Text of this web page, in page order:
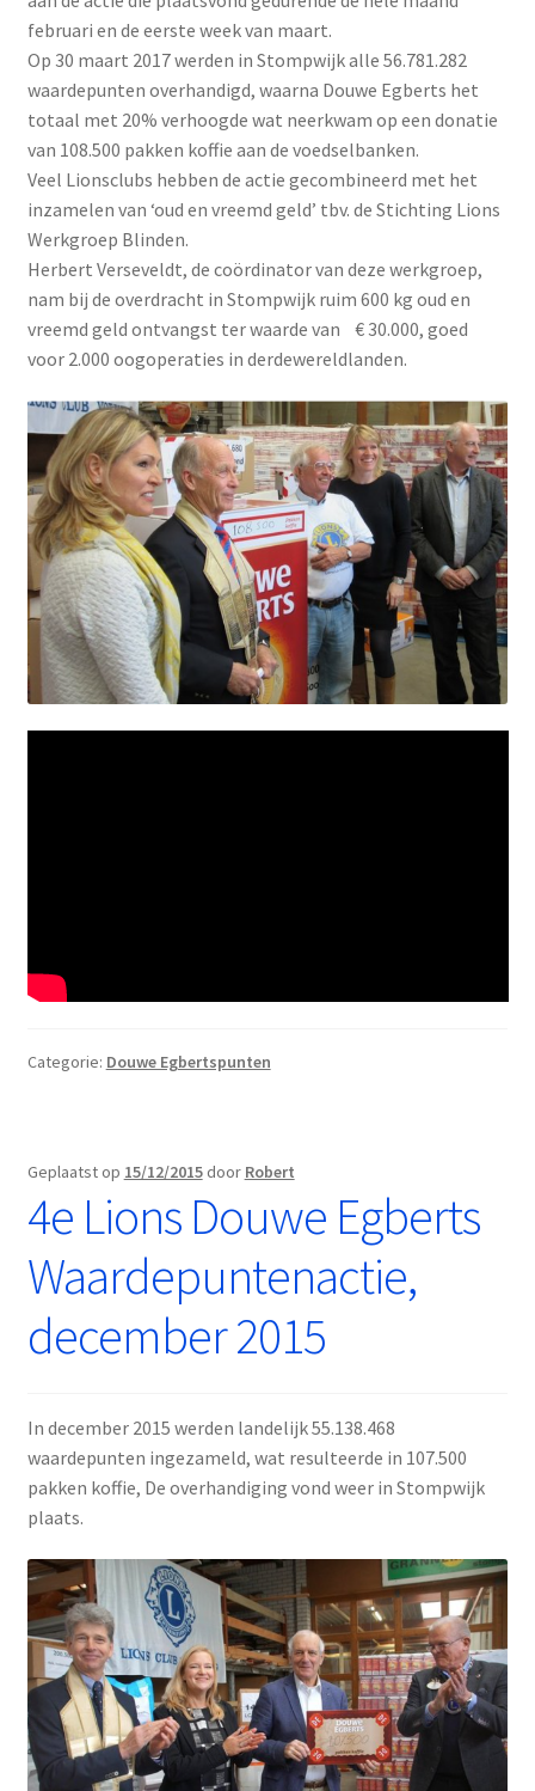
februari en de eerste week van maart.
Op 30 maart 2017 werden in Stompwijk alle 56.781.282
waardepunten overhandigd, waarna Douwe Egberts het
totaal met 20% verhoogde wat neerkwam op een donatie
van 108.500 pakken koffie aan de voedselbanken.
Veel Lionsclubs hebben de actie gecombineerd met het
inzamelen van ‘oud en vreemd geld’ tbv. de Stichting Lions
Werkgroep Blinden.
Herbert Verseveldt, de coördinator van deze werkgroep,
nam bij de overdracht in Stompwijk ruim 600 kg oud en
vreemd geld ontvangst ter waarde van € 30.000, goed
voor 2.000 oogoperaties in derdewereldlanden.
Categorie: Douwe Egbertspunten
Geplaatst op 15/12/2015 door Robert
4e Lions Douwe Egberts
Waardepuntenactie,
december 2015
In december 2015 werden landelijk 55.138.468
waardepunten ingezameld, wat resulteerde in 107.500
pakken koffie, De overhandiging vond weer in Stompwijk
plaats.